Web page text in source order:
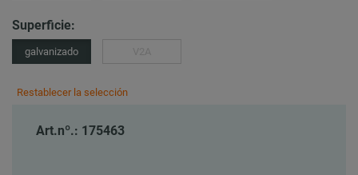
Superficie:
galvanizado
Restablecer la selección
Art.nº.: 175463